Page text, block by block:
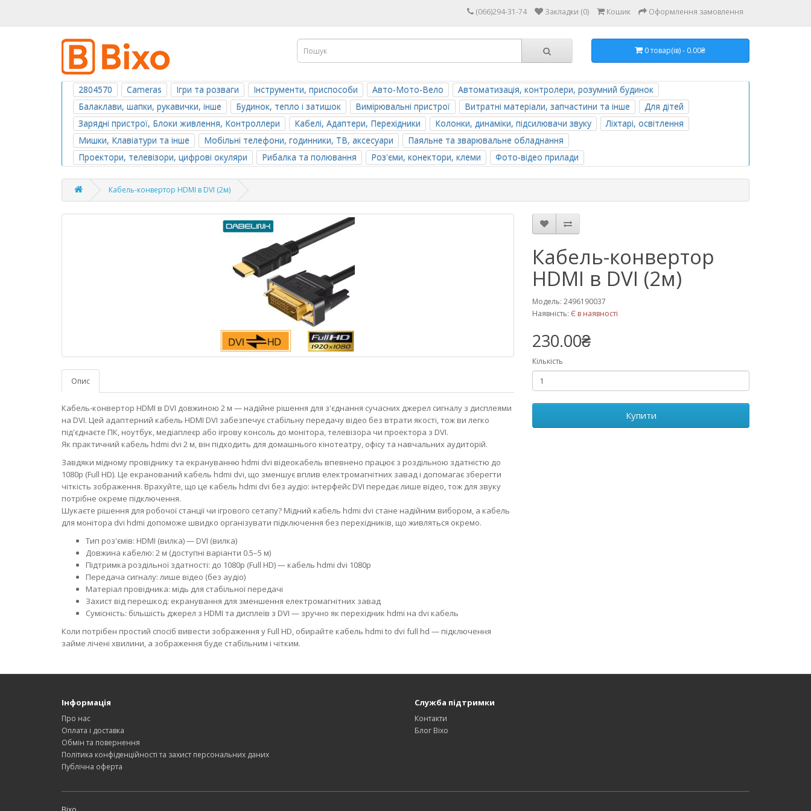
(066)294-31-74 Закладки (0) Кошик Оформлення замовлення
0 товар(ів) - 0.00₴
2804570 Cameras Ігри та розваги Інструменти, приспособи Авто-Мото-Вело
Автоматизація, контролери, розумний будинок
Балаклави, шапки, рукавички, інше
Будинок, тепло і затишок Вимірювальні пристрої Витратні матеріали, запчастини та інше
Для дітей
Зарядні пристрої, Блоки живлення, Контроллери
Кабелі, Адаптери, Перехідники Колонки, динаміки, підсилювачи звуку
Ліхтарі, освітлення
Мишки, Клавіатури та інше
Мобільні телефони, годинники, ТВ, аксесуари
Паяльне та зварювальне обладнання
Проектори, телевізори, цифрові окуляри
Рибалка та полювання Роз'єми, конектори, клеми Фото-відео прилади
Кабель-конвертор HDMI в DVI (2м)
Опис
Кабель-конвертор HDMI в DVI довжиною 2 м — надійне рішення для з'єднання сучасних джерел сигналу з дисплеями
на DVI. Цей адаптерний кабель HDMI DVI забезпечує стабільну передачу відео без втрати якості, тож ви легко
під'єднаєте ПК, ноутбук, медіаплеєр або ігрову консоль до монітора, телевізора чи проектора з DVI.
Як практичний кабель hdmi dvi 2 м, він підходить для домашнього кінотеатру, офісу та навчальних аудиторій.
Завдяки мідному провіднику та екрануванню hdmi dvi відеокабель впевнено працює з роздільною здатністю до
1080p (Full HD). Це екранований кабель hdmi dvi, що зменшує вплив електромагнітних завад і допомагає зберегти
чіткість зображення. Врахуйте, що це кабель hdmi dvi без аудіо: інтерфейс DVI передає лише відео, тож для звуку
потрібне окреме підключення.
Шукаєте рішення для робочої станції чи ігрового сетапу? Мідний кабель hdmi dvi стане надійним вибором, а кабель
для монітора dvi hdmi допоможе швидко організувати підключення без перехідників, що живляться окремо.
Тип роз'ємів: HDMI (вилка) — DVI (вилка)
Довжина кабелю: 2 м (доступні варіанти 0.5–5 м)
Підтримка роздільної здатності: до 1080p (Full HD) — кабель hdmi dvi 1080p
Передача сигналу: лише відео (без аудіо)
Матеріал провідника: мідь для стабільної передачі
Захист від перешкод: екранування для зменшення електромагнітних завад
Сумісність: більшість джерел з HDMI та дисплеїв з DVI — зручно як перехідник hdmi на dvi кабель
Коли потрібен простий спосіб вивести зображення у Full HD, обирайте кабель hdmi to dvi full hd — підключення
займе лічені хвилини, а зображення буде стабільним і чітким.
Кабель-конвертор
HDMI в DVI (2м)
Модель: 2496190037
Наявність: Є в наявності
230.00₴
Кількість
Купити
Інформація
Про нас
Оплата і доставка
Обмін та повернення
Політика конфіденційності та захист персональних даних
Публічна оферта
Служба підтримки
Контакти
Блог Bixo